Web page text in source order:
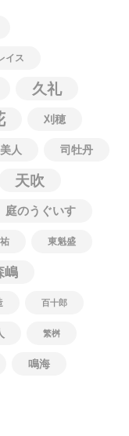
イス
久礼
刈穂
人 司牡丹
天吹
庭のうぐいす
東魁盛
嶋
百十郎
繁桝
鳴海